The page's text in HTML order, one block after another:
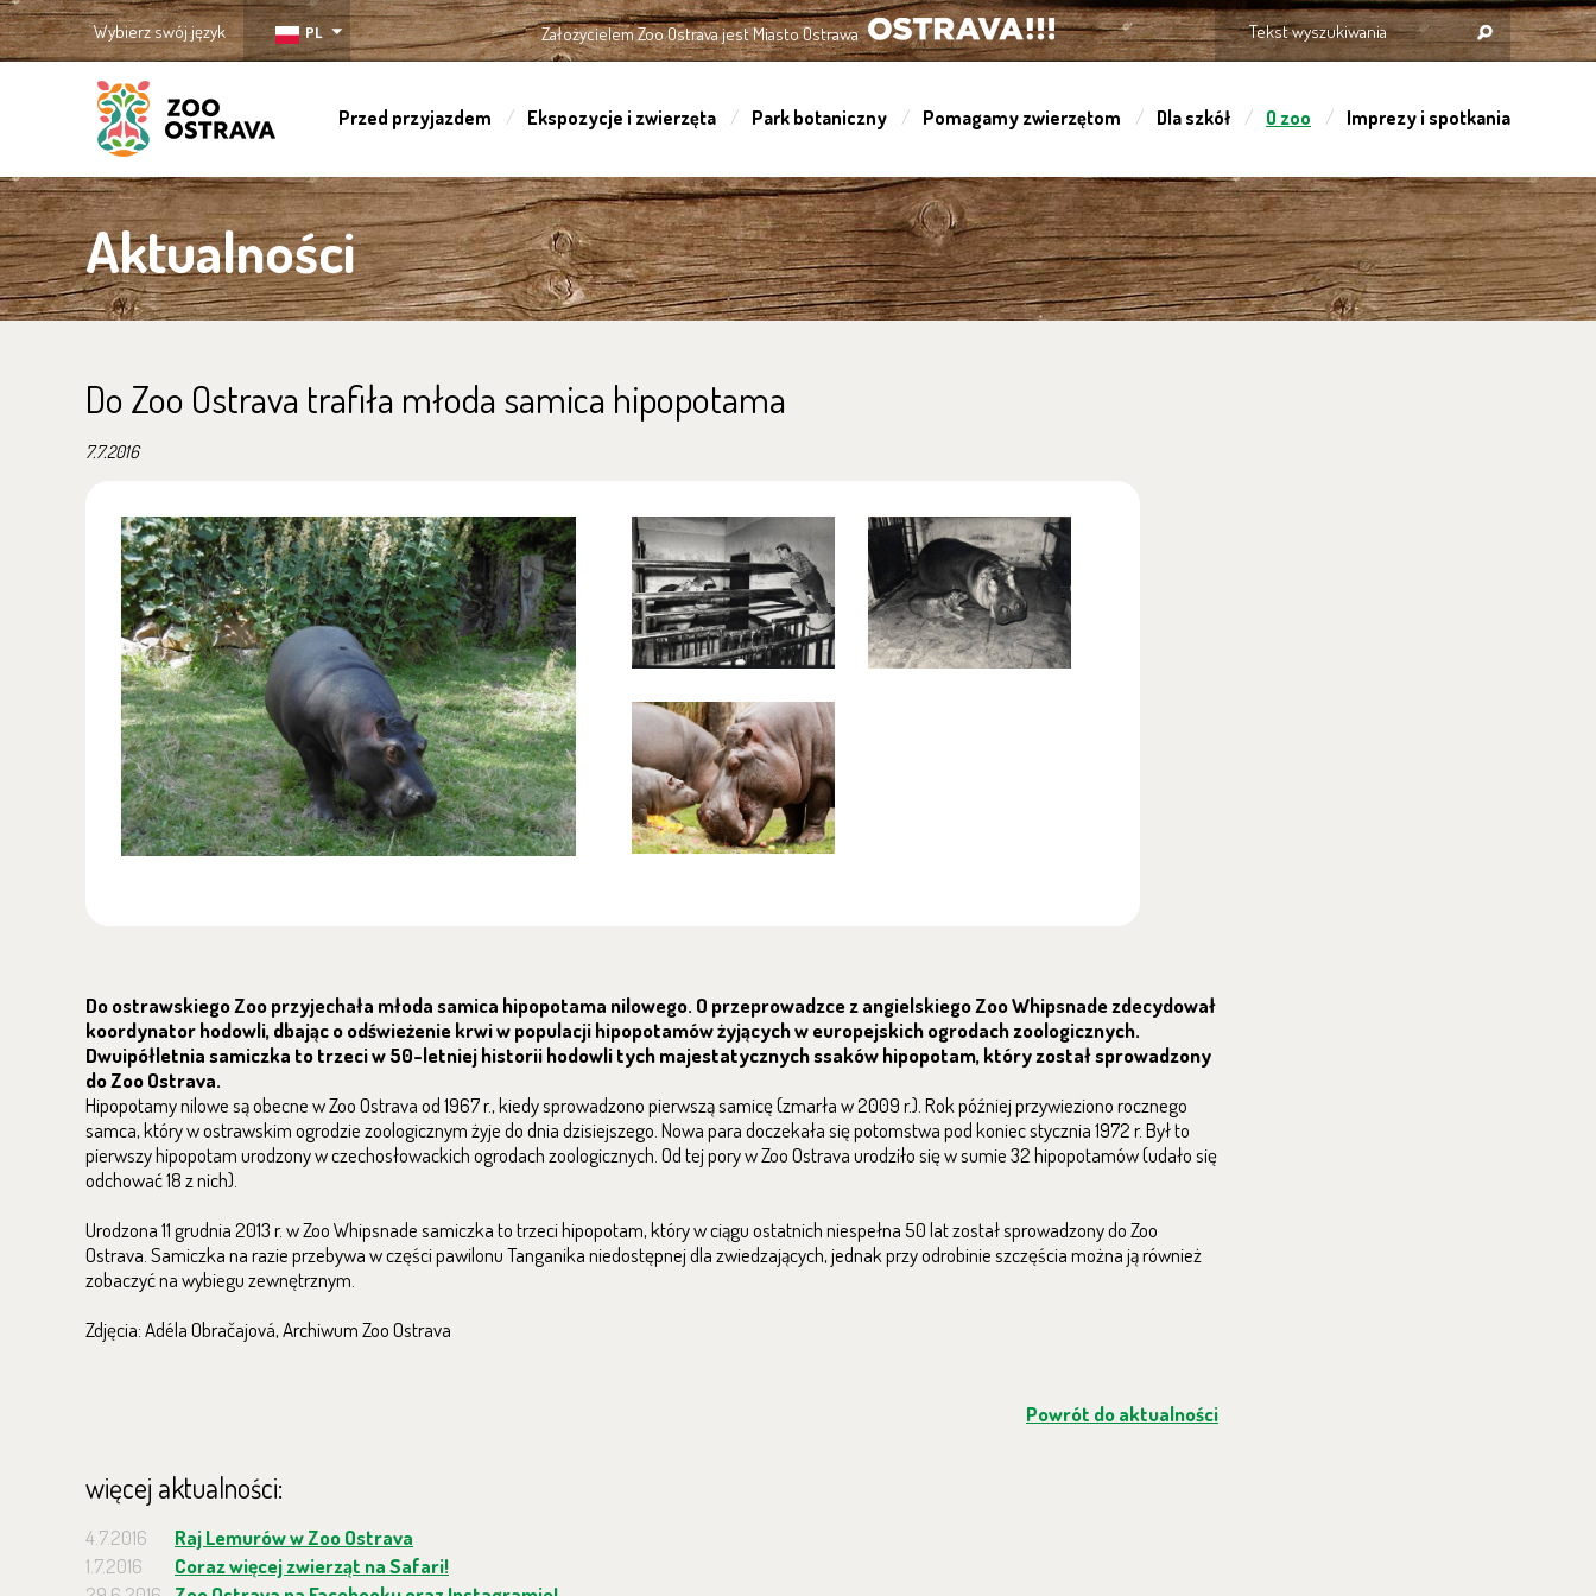
Założycielem Zoo Ostrava jest Miasto Ostrawa
OSTRAVA!!!
Wybierz swój język PL
ZOO Ostrava
Przed przyjazdem Ekspozycje i zwierzęta Park botaniczny Pomagamy zwierzętom Dla szkół O zoo Imprezy i spotkania
Aktualności
Do Zoo Ostrava trafiła młoda samica hipopotama
7.7.2016
Do ostrawskiego Zoo przyjechała młoda samica hipopotama nilowego. O przeprowadzce z angielskiego Zoo Whipsnade zdecydował
koordynator hodowli, dbając o odświeżenie krwi w populacji hipopotamów żyjących w europejskich ogrodach zoologicznych.
Dwuipółletnia samiczka to trzeci w 50-letniej historii hodowli tych majestatycznych ssaków hipopotam, który został sprowadzony
do Zoo Ostrava.
Hipopotamy nilowe są obecne w Zoo Ostrava od 1967 r., kiedy sprowadzono pierwszą samicę (zmarła w 2009 r.). Rok później przywieziono rocznego
samca, który w ostrawskim ogrodzie zoologicznym żyje do dnia dzisiejszego. Nowa para doczekała się potomstwa pod koniec stycznia 1972 r. Był to
pierwszyhipopotam urodzony w czechosłowackich ogrodach zoologicznych. Od tej pory w Zoo Ostrava urodziło się w sumie 32 hipopotamów (udało się
odchować 18 z nich).
Urodzona 11 grudnia 2013 r. w Zoo Whipsnade samiczka to trzeci hipopotam, który w ciągu ostatnich niespełna 50 lat został sprowadzony do Zoo
Ostrava. Samiczka na razie przebywa w części pawilonu Tanganika niedostępnej dla zwiedzających, jednak przy odrobinie szczęścia można ją również
zobaczyć na wybiegu zewnętrznym.
Zdjęcia: Adéla Obračajová, Archiwum Zoo Ostrava
Powrót do aktualności
więcej aktualności:
4.7.2016
Raj Lemurów w Zoo Ostrava
1.7.2016
Coraz więcej zwierząt na Safari!